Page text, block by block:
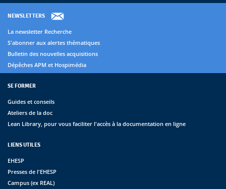
NEWSLETTERS
La newsletter Recherche
S'abonner aux alertes thématiques
Bulletin des nouvelles acquisitions
Dépêches APM et Hospimédia
SE FORMER
Guides et conseils
Ateliers de la doc
Lean Library, pour vous faciliter l'accès à la documentation en ligne
LIENS UTILES
EHESP
Presses de l'EHESP
Campus (ex REAL)